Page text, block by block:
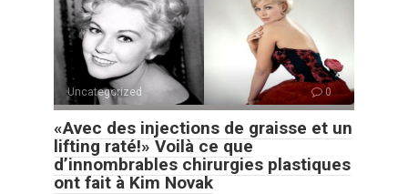
Uncategorized 0
«Avec des injections de graisse et un
lifting raté!» Voilà ce que
d’innombrables chirurgies plastiques
ont fait à Kim Novak